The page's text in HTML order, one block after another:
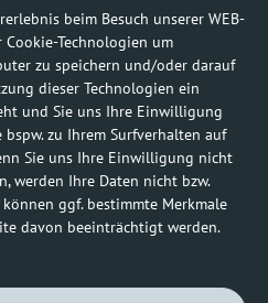
beim Besuch unserer WEB-
Technologien um
zu speichern und/oder darauf
dieser Technologien ein
und Sie uns Ihre Einwilligung
zu Ihrem Surfverhalten auf
Sie uns Ihre Einwilligung nicht
werden Ihre Daten nicht bzw.
ggf. bestimmte Merkmale
davon beeinträchtigt werden.